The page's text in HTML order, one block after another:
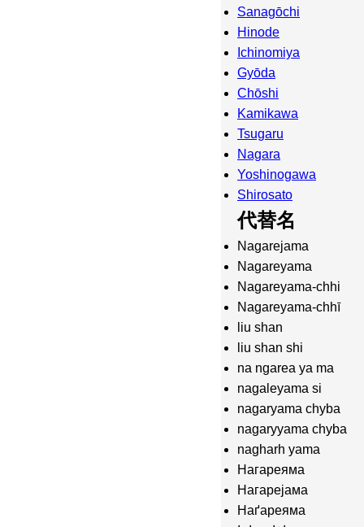
Sanagōchi
Hinode
Ichinomiya
Gyōda
Chōshi
Kamikawa
Tsugaru
Nagara
Yoshinogawa
Shirosato
代替名
Nagarejama
Nagareyama
Nagareyama-chhi
Nagareyama-chhī
liu shan
liu shan shi
na ngarea ya ma
nagaleyama si
nagaryama chyba
nagaryyama chyba
nagharh yama
Нагареяма
Нагарејама
Наґареяма